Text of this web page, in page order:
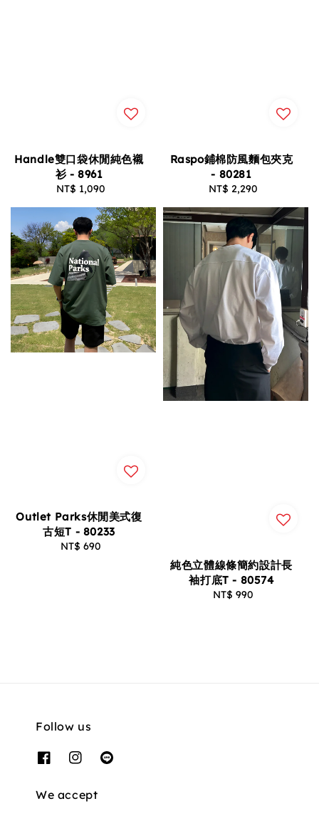
Handle雙口袋休閒純色襯
衫 - 8961
Regular
NT$ 1,090
Raspo鋪棉防風麵包夾克
- 80281
Regular
NT$ 2,290
Outlet Parks休閒美式復
古短T - 80233
Regular
NT$ 690
純色立體線條簡約設計長
袖打底T - 80574
Regular
NT$ 990
Follow us
We accept